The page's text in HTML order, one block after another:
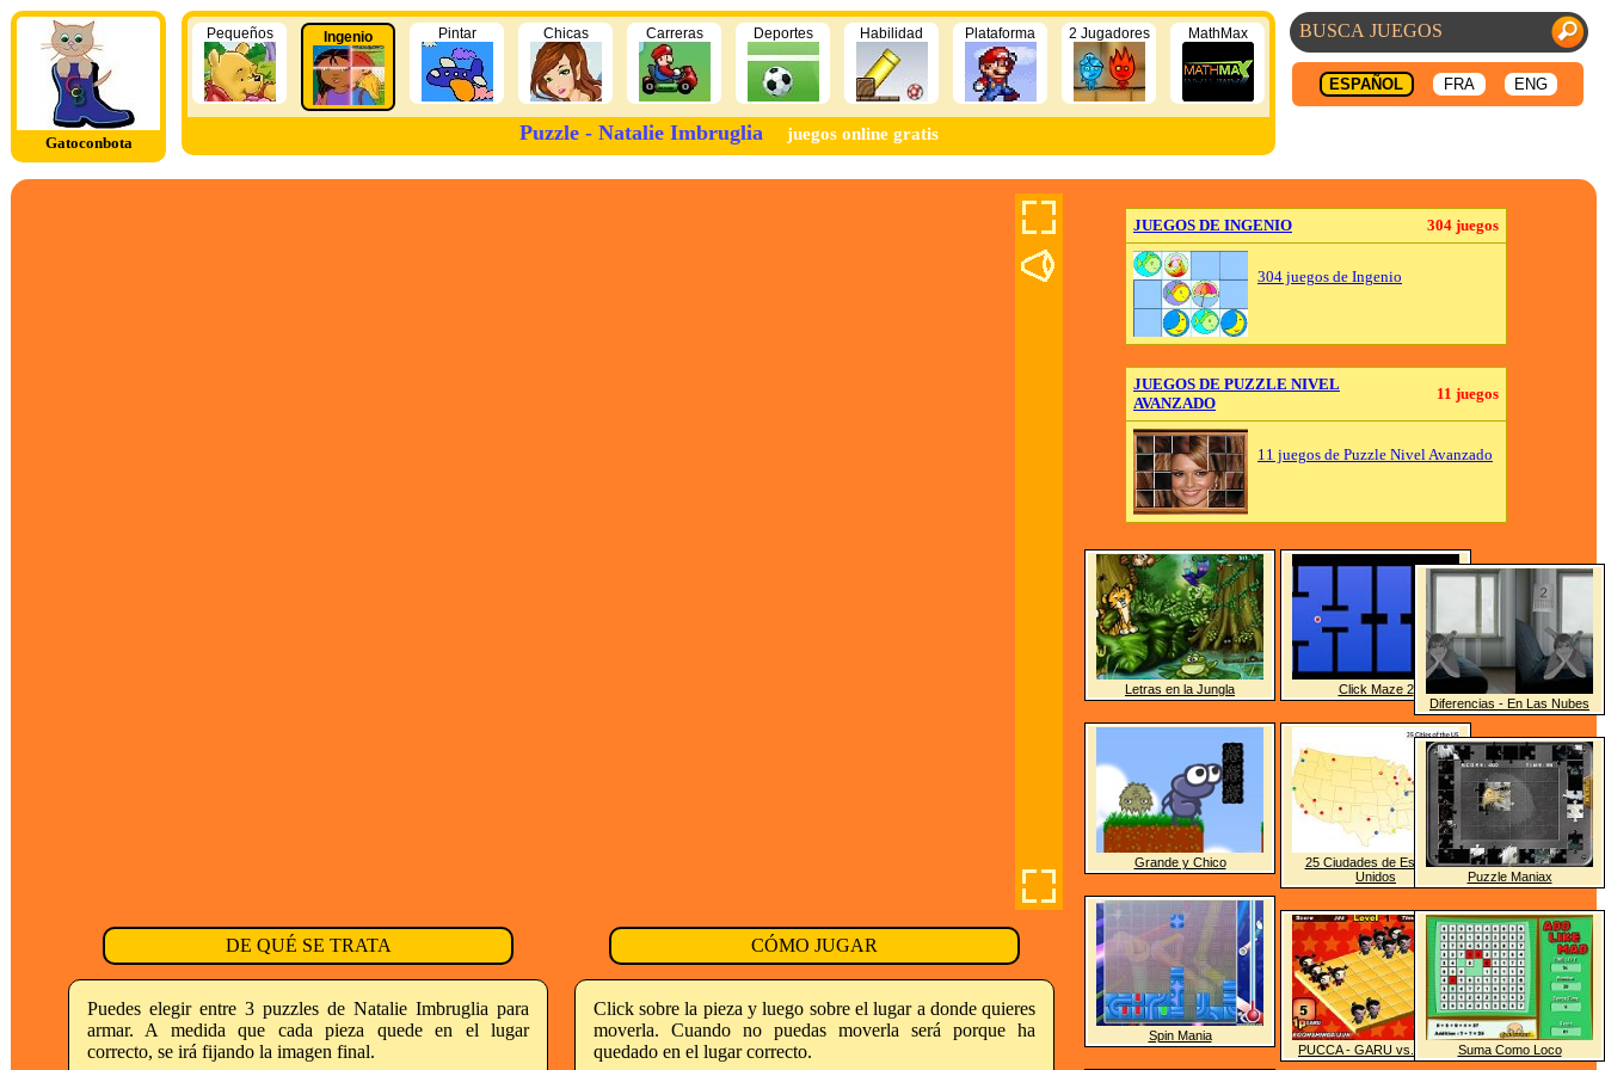
Gatoconbota
ESPAÑOL FRA ENG
Pequeños Ingenio Pintar Chicas Carreras Deportes Habilidad Plataforma 2 Jugadores MathMax
Puzzle - Natalie Imbruglia juegos online gratis
DE QUÉ SE TRATA CÓMO JUGAR
Puedes elegir entre 3 puzzles de Natalie Imbruglia para
armar. A medida que cada pieza quede en el lugar
correcto, se irá fijando la imagen final.
Click sobre la pieza y luego sobre el lugar a donde quieres
moverla. Cuando no puedas moverla será porque ha
quedado en el lugar correcto.
JUEGOS DE INGENIO 304 juegos
304 juegos de Ingenio
JUEGOS DE PUZZLE NIVEL
AVANZADO
11 juegos
11 juegos de Puzzle Nivel Avanzado
Letras en la Jungla
Grande y Chico
Spin Mania
Click Maze 2
25 Ciudades de Estados
Unidos
PUCCA - GARU vs. TOBE
Diferencias - En Las Nubes
Puzzle Maniax
Suma Como Loco